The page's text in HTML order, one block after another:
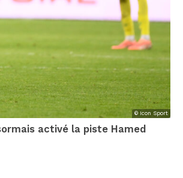
© Icon Sport
activé la piste Hamed